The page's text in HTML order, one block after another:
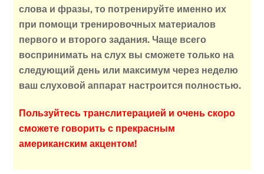
слова и фразы, то потренируйте именно их
при помощи тренировочных материалов
первого и второго задания. Чаще всего
воспринимать на слух вы сможете только на
следующий день или максимум через неделю
ваш слуховой аппарат настроится полностью.
Пользуйтесь транслитерацией и очень скоро
сможете говорить с прекрасным
американским акцентом!